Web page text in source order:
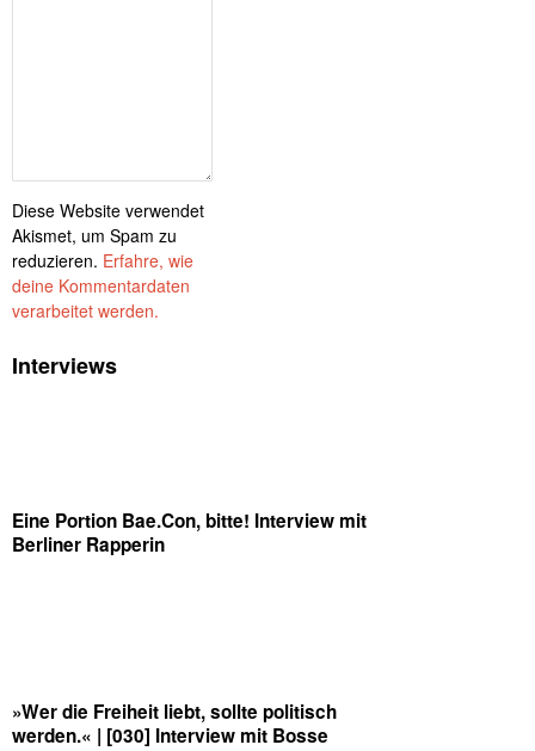
Diese Website verwendet
Akismet, um Spam zu
reduzieren. Erfahre, wie
deine Kommentardaten
verarbeitet werden.
Interviews
Eine Portion Bae.Con, bitte! Interview mit
Berliner Rapperin
»Wer die Freiheit liebt, sollte politisch
werden.« | [030] Interview mit Bosse